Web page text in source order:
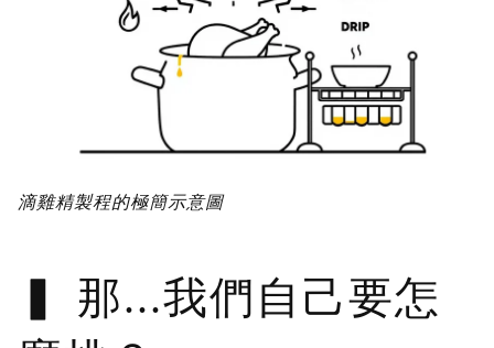
滴雞精製程的極簡示意圖
那...我們自己要怎